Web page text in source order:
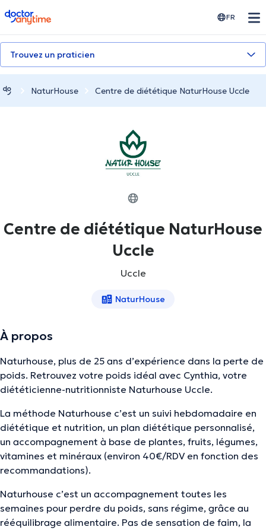
doctoranytime FR
Trouvez un praticien
NaturHouse Centre de diététique NaturHouse Uccle
Centre de diététique NaturHouse
Uccle
Uccle
NaturHouse
À propos
Naturhouse, plus de 25 ans d’expérience dans la perte de
poids. Retrouvez votre poids idéal avec Cynthia, votre
diététicienne-nutritionniste Naturhouse Uccle.
La méthode Naturhouse c’est un suivi hebdomadaire en
diététique et nutrition, un plan diététique personnalisé,
un accompagnement à base de plantes, fruits, légumes,
vitamines et minéraux (environ 40€/RDV en fonction des
recommandations).
Naturhouse c’est un accompagnement toutes les
semaines pour perdre du poids, sans régime, grâce au
rééquilibrage alimentaire. Pas de sensation de faim, la